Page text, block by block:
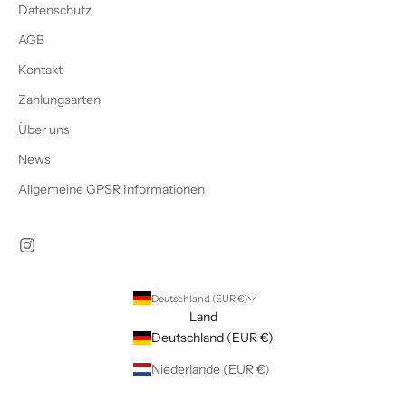
Datenschutz
AGB
Kontakt
Zahlungsarten
Über uns
News
Allgemeine GPSR Informationen
Deutschland (EUR €)
Land
Deutschland (EUR €)
Niederlande (EUR €)